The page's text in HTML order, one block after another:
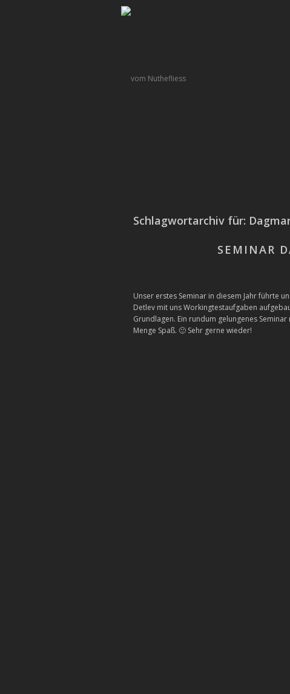
Schlagwortarchiv für:
SEMINAR
Unser erstes Seminar in diesem Jahr führte
Detlev mit uns Workingtestaufgaben
Grundlagen. Ein rundum gelungenes
Menge Spaß. 🙂 Sehr gerne wieder!